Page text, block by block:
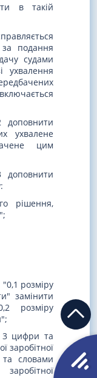
в такій
за подання
судами
ухвалення
доповнити
ухвалене
цим
доповнити
рішення,
розміру
замінити
розміру
3 цифри та
заробітної
словами